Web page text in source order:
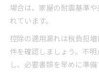
場合は、家屋の耐震基準
れています。
控除の適用漏れは税負担
件を確認しましょう。不
し、必要書類を早めに準